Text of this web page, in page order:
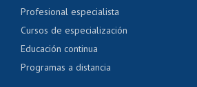
Profesional especialista
Cursos de especialización
Educación continua
Programas a distancia